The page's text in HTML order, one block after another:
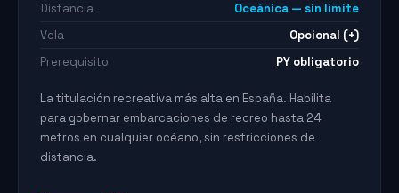
Distancia
Oceánica — sin límite
Vela
Opcional (+)
Prerequisito
PY obligatorio
La titulación recreativa más alta en España. Habilita
para gobernar embarcaciones de recreo hasta 24
metros en cualquier océano, sin restricciones de
distancia.